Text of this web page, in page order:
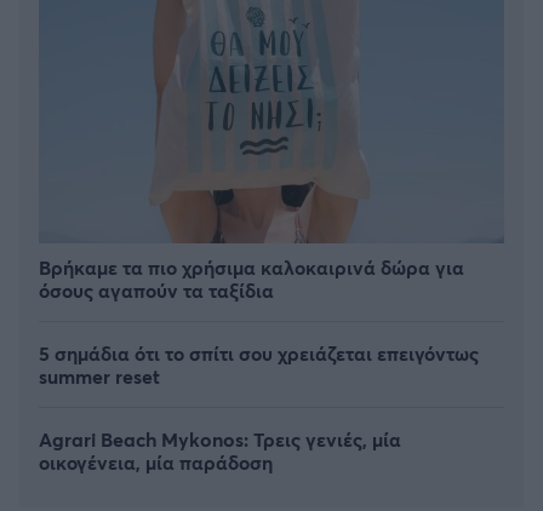
Βρήκαμε τα πιο χρήσιμα καλοκαιρινά δώρα για
όσους αγαπούν τα ταξίδια
5 σημάδια ότι το σπίτι σου χρειάζεται επειγόντως
summer reset
Agrari Beach Mykonos: Τρεις γενιές, μία
οικογένεια, μία παράδοση